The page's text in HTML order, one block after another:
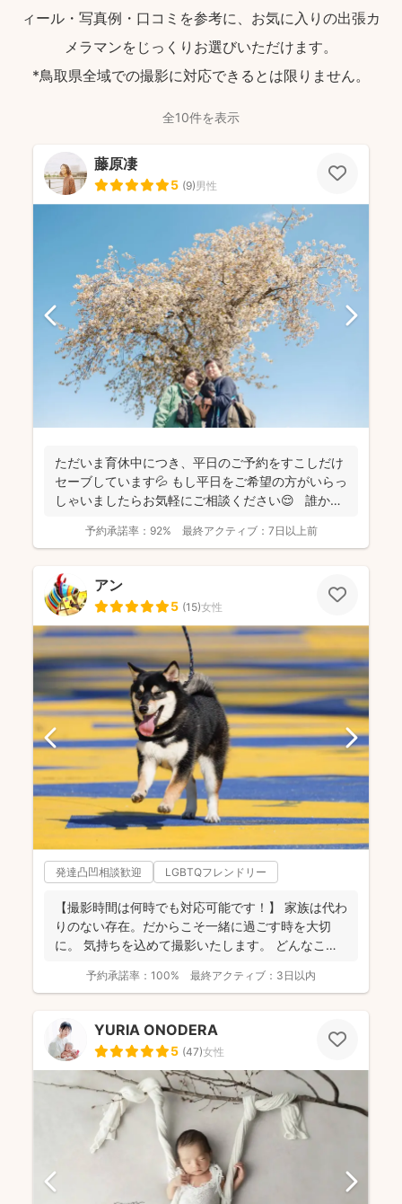
ィール・写真例・口コミを参考に、お気に入りの出張カ
メラマンをじっくりお選びいただけます。
*鳥取県全域での撮影に対応できるとは限りません。
全10件を表示
藤原凄
5 (9)男性
ただいま育休中につき、平日のご予約をすこしだけ
セーブしています💦 もし平日をご希望の方がいらっ
しゃいましたらお気軽にご相談ください😌 誰かに
予約承諾率： 92% 最終アクティブ： 7日以上前
アン
5 (15)女性
発達凸凹相談歓迎 LGBTQフレンドリー
【撮影時間は何時でも対応可能です！】 家族は代わ
りのない存在。だからこそ一緒に過ごす時を大切
に。 気持ちを込めて撮影いたします。 どんなこと
予約承諾率： 100% 最終アクティブ： 3日以内
YURIA ONODERA
5 (47)女性